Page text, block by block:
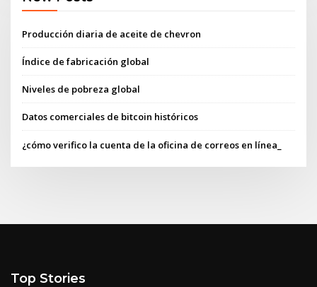
Producción diaria de aceite de chevron
Índice de fabricación global
Niveles de pobreza global
Datos comerciales de bitcoin históricos
¿cómo verifico la cuenta de la oficina de correos en línea_
Top Stories